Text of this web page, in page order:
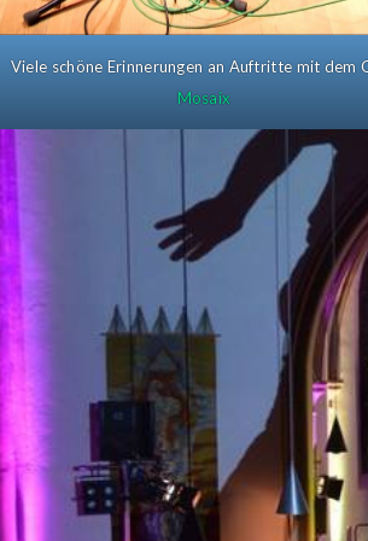
Viele schöne Erinnerungen an Auftritte mit dem
Mosaix